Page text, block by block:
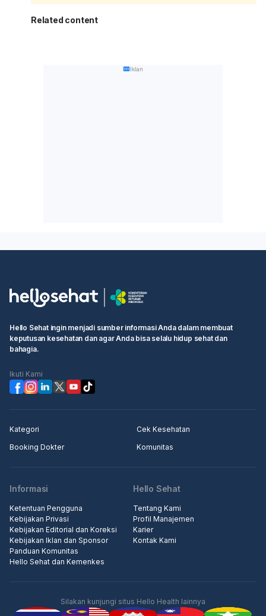
Related content
Iklan
Hello Sehat ingin menjadi sumber informasi Anda dalam membuat
keputusan kesehatan dan agar Anda bisa selalu hidup sehat dan
bahagia.
Ikuti Kami
Kategori
Cek Kesehatan
Booking Dokter
Komunitas
Informasi
Ketentuan Pengguna
Kebijakan Privasi
Kebijakan Editorial dan Koreksi
Kebijakan Iklan dan Sponsor
Panduan Komunitas
Hello Sehat dan Kemenkes
Hello Sehat
Tentang Kami
Profil Manajemen
Karier
Kontak Kami
Silakan kunjungi situs Hello Health lainnya